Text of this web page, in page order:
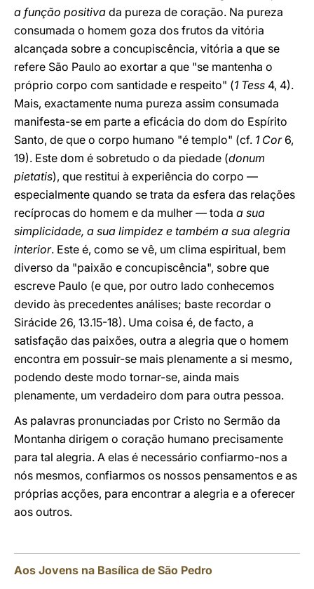
a função positiva da pureza de coração. Na pureza
consumada o homem goza dos frutos da vitória
alcançada sobre a concupiscência, vitória a que se
refere São Paulo ao exortar a que "se mantenha o
próprio corpo com santidade e respeito" (1 Tess 4, 4).
Mais, exactamente numa pureza assim consumada
manifesta-se em parte a eficácia do dom do Espírito
Santo, de que o corpo humano "é templo" (cf. 1 Cor6,
19). Este dom é sobretudo o da piedade (donum
pietatis), que restitui à experiência do corpo —
especialmente quando se trata da esfera das relações
recíprocas do homem e da mulher — toda a sua
simplicidade, a sua limpidez e também a sua alegria
interior. Este é, como se vê, um clima espiritual, bem
diverso da "paixão e concupiscência", sobre que
escreve Paulo (e que, por outro lado conhecemos
devido às precedentes análises; baste recordar o
Sirácide 26, 13.15-18). Uma coisa é, de facto, a
satisfação das paixões, outra a alegria que o homem
encontra em possuir-se mais plenamente a si mesmo,
podendo deste modo tornar-se, ainda mais
plenamente, um verdadeiro dom para outra pessoa.
As palavras pronunciadas por Cristo no Sermão da
Montanha dirigem o coração humano precisamente
para tal alegria. A elas é necessário confiarmo-nos a
nós mesmos, confiarmos os nossos pensamentos e as
próprias acções, para encontrar a alegria e a oferecer
aos outros.
Aos Jovens na Basílica de São Pedro